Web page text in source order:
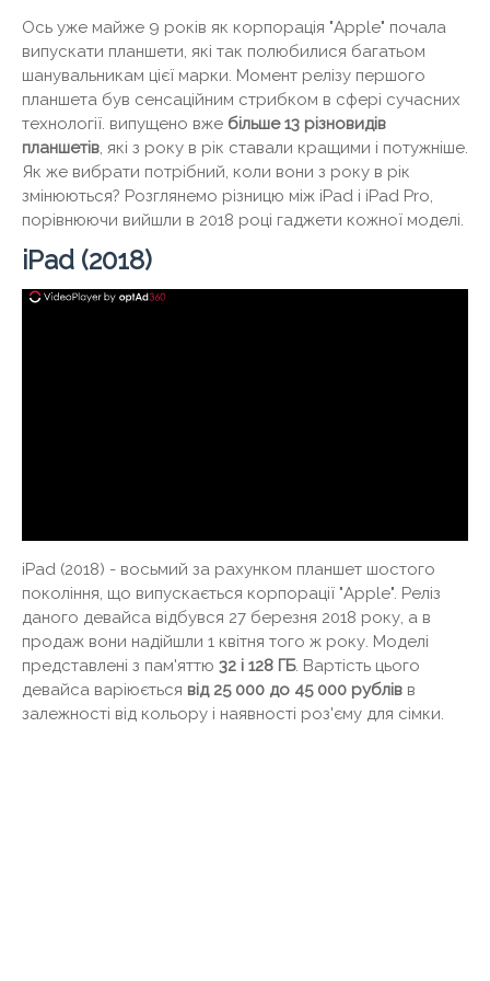
Ось уже майже 9 років як корпорація "Apple" почала
випускати планшети, які так полюбилися багатьом
шанувальникам цієї марки. Момент релізу першого
планшета був сенсаційним стрибком в сфері сучасних
технології. випущено вже більше 13 різновидів
планшетів, які з року в рік ставали кращими і потужніше.
Як же вибрати потрібний, коли вони з року в рік
змінюються? Розглянемо різницю між iPad і iPad Pro,
порівнюючи вийшли в 2018 році гаджети кожної моделі.
iPad (2018)
iPad (2018) - восьмий за рахунком планшет шостого
покоління, що випускається корпорації "Apple". Реліз
даного девайса відбувся 27 березня 2018 року, а в
продаж вони надійшли 1 квітня того ж року. Моделі
представлені з пам'яттю 32 і 128 ГБ. Вартість цього
девайса варіюється від 25 000 до 45 000 рублів в
залежності від кольору і наявності роз'єму для сімки.